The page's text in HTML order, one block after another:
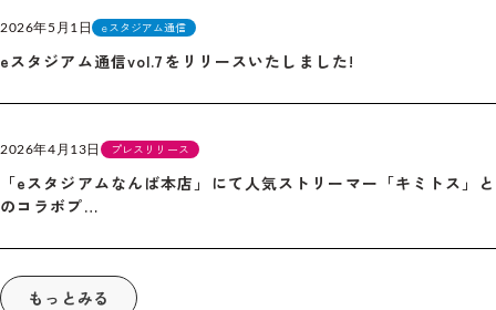
2026年5月1日 eスタジアム通信
eスタジアム通信vol.7をリリースいたしました!
2026年4月13日 プレスリリース
「eスタジアムなんば本店」にて人気ストリーマー「キミトス」と
のコラボプ…
もっとみる